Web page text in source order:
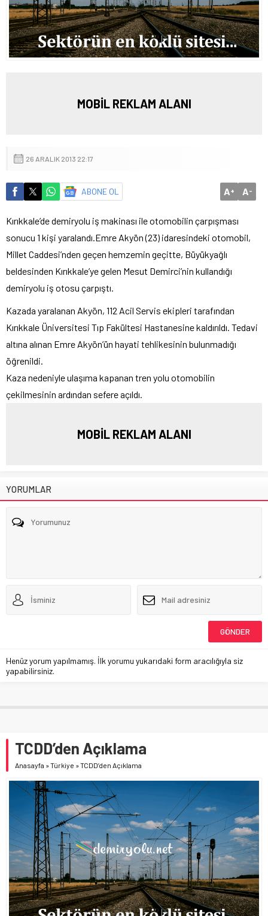
MOBİL REKLAM ALANI
26 ARALIK 2013 22:17
ABONE OL A+ A-
Kırıkkale’de demiryolu iş makinası ile otomobilin çarpışması
sonucu 1 kişi yaralandı. Emre Akyön (23) idaresindeki otomobil,
Millet Caddesi’nden geçen hemzemin geçitte, Büyükyağlı
beldesinden Kırıkkale’ye gelen Mesut Demirci’nin kullandığı
demiryolu iş otosu çarpıştı.
Kazada yaralanan Akyön, 112 Acil Servis ekipleri tarafından
Kırıkkale Üniversitesi Tıp Fakültesi Hastanesine kaldırıldı. Tedavi
altına alınan Emre Akyön’ün hayati tehlikesinin bulunmadığı
öğrenildi.
Kaza nedeniyle ulaşıma kapanan tren yolu otomobilin
çekilmesinin ardından sefere açıldı.
MOBİL REKLAM ALANI
YORUMLAR
Henüz yorum yapılmamış. İlk yorumu yukarıdaki form aracılığıyla siz
yapabilirsiniz.
TCDD’den Açıklama
Anasayfa »Türkiye »TCDD’den Açıklama